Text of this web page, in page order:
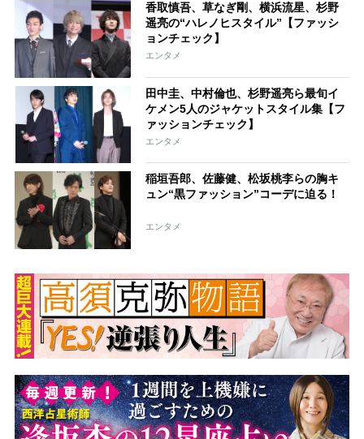
香取慎吾、草なぎ剛、横浜流星、杉野
遥亮の“ハレノヒスタイル”【ファッシ
ョンチェック】
エンタメ
田中圭、中村倫也、杉野遥亮ら最旬イ
ケメン5人のジャケットスタイル集【フ
ァッションチェック】
エンタメ
稲垣吾郎、佐藤健、松坂桃李らの胸キ
ュン“黒ファッション”コーデに迫る！
エンタメ